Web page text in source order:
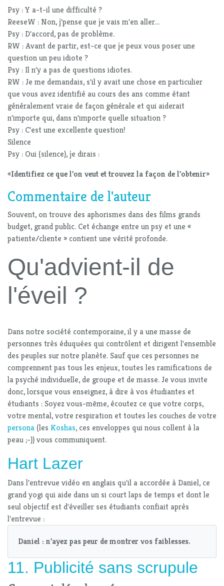
Psy : Y a-t-il une difficulté ?
ReeseW : Non, j'pense que je vais m'en aller...
Psy : D'accord, pas de problème.
RW : Avant de partir, est-ce que je peux vous poser une
question un peu idiote ?
Psy : Il n'y a pas de questions idiotes.
RW : Je me demandais, s'il y avait une chose en particulier
que vous avez identifié au cours des ans comme étant
généralement vraie de façon générale et qui aiderait
n'importe qui, dans n'importe quelle situation ?
Psy : C'est une excellente question!
Silence
Psy : Oui (silence), je dirais :
«Identifiez ce que l'on veut et trouvez la façon de l'obtenir»
Commentaire de l'auteur
Souvent, on trouve des aphorismes dans des films grands
budget, grand public. Cet échange entre un psy et une «
patiente/cliente » contient une vérité profonde.
Qu'advient-il de
l'éveil ?
Dans notre société contemporaine, il y a une masse de
personnes très éduquées qui contrôlent et dirigent l'ensemble
des peuples sur notre planète. Sauf que ces personnes ne
comprennent pas tous les enjeux, toutes les ramifications de
la psyché individuelle, de groupe et de masse. Je vous invite
donc, lorsque vous enseignez, à dire à vos étudiantes et
étudiants : Soyez vous-même, écoutez ce que votre corps,
votre mental, votre respiration et toutes les couches de votre
persona (les Koshas, ces enveloppes qui nous collent à la
peau ;-)) vous communiquent.
Hart Lazer
Dans l'entrevue vidéo en anglais qu'il a accordée à Daniel, ce
grand yogi qui aide dans un si court laps de temps et dont le
seul objectif est d'éveiller ses étudiants confiait après
l'entrevue :
Daniel : n'ayez pas peur de montrer vos faiblesses.
11. Publicité sans scrupule